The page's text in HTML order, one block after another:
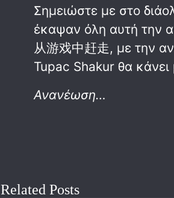
Σημειώστε με στο
έκαψαν όλη αυτή την
从游戏中赶走, με την
Tupac Shakur θα κάνει
Ανανέωση…
Related Posts